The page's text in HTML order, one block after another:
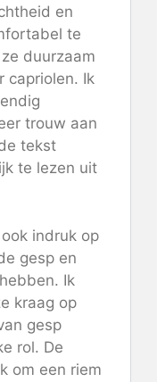
en
te
duurzaam
capriolen. Ik
trouw aan
tekst
te lezen uit
indruk op
gesp en
Ik
kraag op
gesp
rol. De
om een ​​riem